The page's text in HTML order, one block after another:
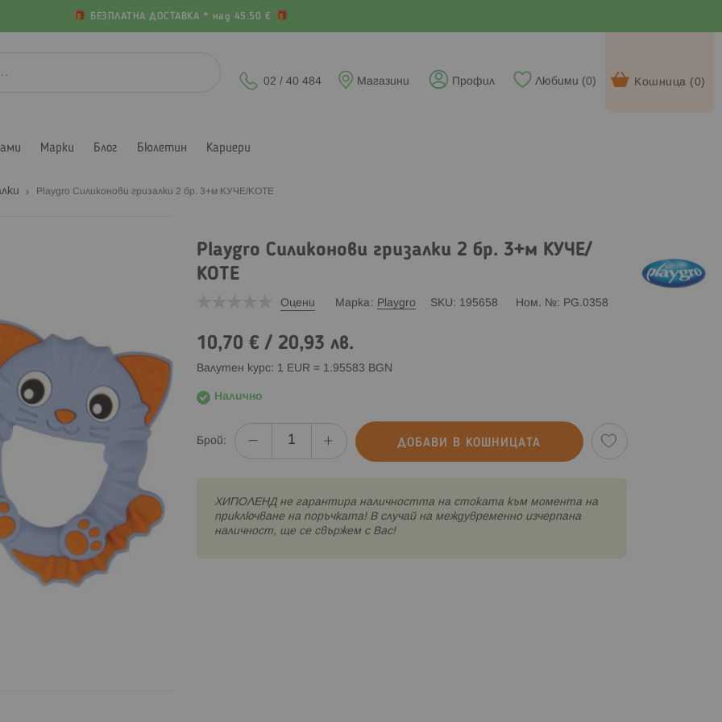
БЕЗПЛАТНА ДОСТАВКА * над 45.50 €
Кошница (0)
Любими (0)
Профил
Магазини
02 / 40 484
Марки Блог Бюлетин Кариери
Playgro Силиконови гризалки 2 бр. 3+м КУЧЕ/КОТЕ
Playgro Силиконови гризалки 2 бр. 3+м КУЧЕ/
КОТЕ
Оцени Марка Playgro SKU 195658 Ном. № PG.0358
10,70 €/ 20,93 лв.
Валутен курс: 1 EUR = 1.95583 BGN
Налично
Брой: ДОБАВИ В КОШНИЦАТА
XИПОЛЕНД не гарантира наличността на стоката към момента на
приключване на поръчката! В случай на междувременно изчерпана
наличност, ще се свържем с Вас!